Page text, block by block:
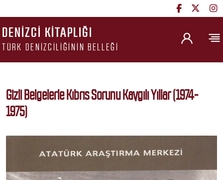
DENIZCI KITAPLIĞI
TÜRK DENIZCILIĞININ BELLEĞI
Gizli Belgelerle Kıbrıs Sorunu Kaygılı Yıllar (1974-
1975)